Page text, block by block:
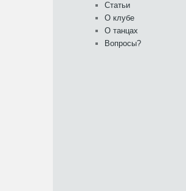
Статьи
О клубе
О танцах
Вопросы?